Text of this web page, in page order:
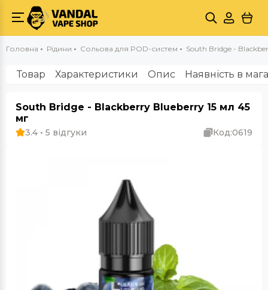
Головна Рідини Сольова для POD-систем South Bridge -
Товар Характеристики Опис Наявність в
South Bridge - Blackberry Blueberry 15 мл 45
мг
3.4 • 5 відгуки Код:0619